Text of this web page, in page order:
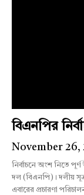
বিএনপির
November 26,
নির্বাচনে অংশ নিতে
দল (বিএনপি)। দলীয়
এবারের প্রচারণা